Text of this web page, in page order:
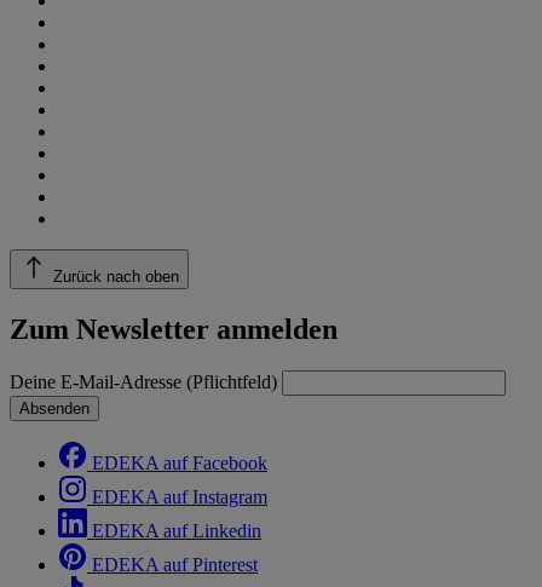
Zurück nach oben
Zum Newsletter anmelden
Deine E-Mail-Adresse (Pflichtfeld)
Absenden
EDEKA auf Facebook
EDEKA auf Instagram
EDEKA auf Linkedin
EDEKA auf Pinterest